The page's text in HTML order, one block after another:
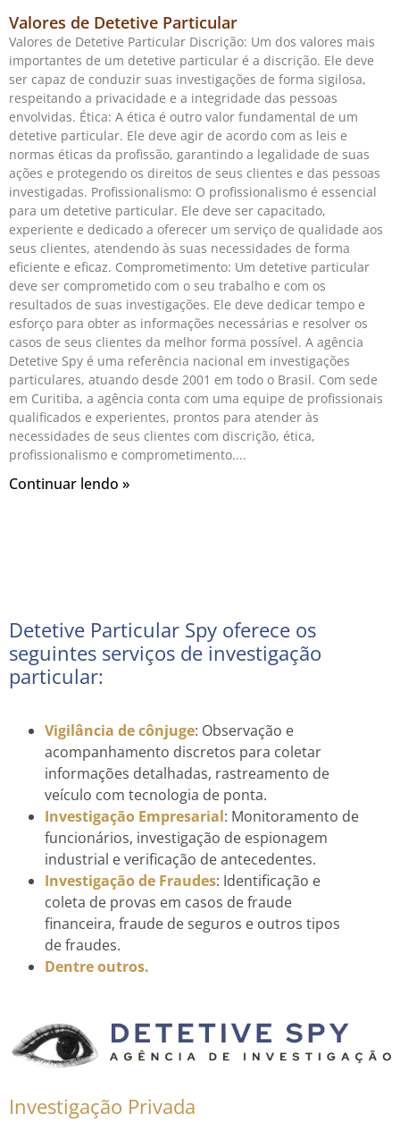
Valores de Detetive Particular
Valores de Detetive Particular Discrição: Um dos valores mais
importantes de um detetive particular é a discrição. Ele deve
ser capaz de conduzir suas investigações de forma sigilosa,
respeitando a privacidade e a integridade das pessoas
envolvidas. Ética: A ética é outro valor fundamental de um
detetive particular. Ele deve agir de acordo com as leis e
normas éticas da profissão, garantindo a legalidade de suas
ações e protegendo os direitos de seus clientes e das pessoas
investigadas. Profissionalismo: O profissionalismo é essencial
para um detetive particular. Ele deve ser capacitado,
experiente e dedicado a oferecer um serviço de qualidade aos
seus clientes, atendendo às suas necessidades de forma
eficiente e eficaz. Comprometimento: Um detetive particular
deve ser comprometido com o seu trabalho e com os
resultados de suas investigações. Ele deve dedicar tempo e
esforço para obter as informações necessárias e resolver os
casos de seus clientes da melhor forma possível. A agência
Detetive Spy é uma referência nacional em investigações
particulares, atuando desde 2001 em todo o Brasil. Com sede
em Curitiba, a agência conta com uma equipe de profissionais
qualificados e experientes, prontos para atender às
necessidades de seus clientes com discrição, ética,
profissionalismo e comprometimento.
Continuar lendo »
Detetive Particular Spy oferece os
seguintes serviços de investigação
particular:
Vigilância de cônjuge: Observação e
acompanhamento discretos para coletar
informações detalhadas, rastreamento de
veículo com tecnologia de ponta.
Investigação Empresarial: Monitoramento de
funcionários, investigação de espionagem
industrial e verificação de antecedentes.
Investigação de Fraudes: Identificação e
coleta de provas em casos de fraude
financeira, fraude de seguros e outros tipos
de fraudes.
Dentre outros.
Investigação Privada